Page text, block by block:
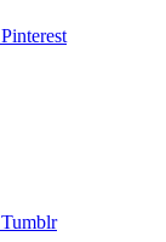
Pinterest
Tumblr